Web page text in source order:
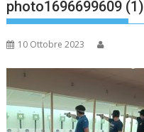
photo1696699609 (1)
10 Ottobre 2023